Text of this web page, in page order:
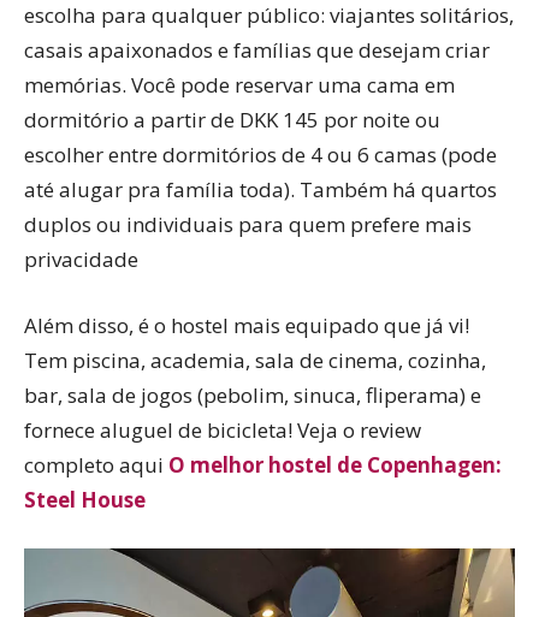
escolha para qualquer público: viajantes solitários,
casais apaixonados e famílias que desejam criar
memórias. Você pode reservar uma cama em
dormitório a partir de DKK 145 por noite ou
escolher entre dormitórios de 4 ou 6 camas (pode
até alugar pra família toda). Também há quartos
duplos ou individuais para quem prefere mais
privacidade
Além disso, é o hostel mais equipado que já vi!
Tem piscina, academia, sala de cinema, cozinha,
bar, sala de jogos (pebolim, sinuca, fliperama) e
fornece aluguel de bicicleta! Veja o review
completo aqui O melhor hostel de Copenhagen:
Steel House